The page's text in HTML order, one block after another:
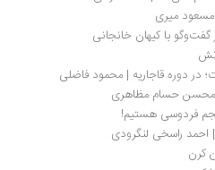
میری
با کیهان خانجانی
قاجاریه | محمود فاضلی
مظاهری
هستیم!
راسخی لنگرودی